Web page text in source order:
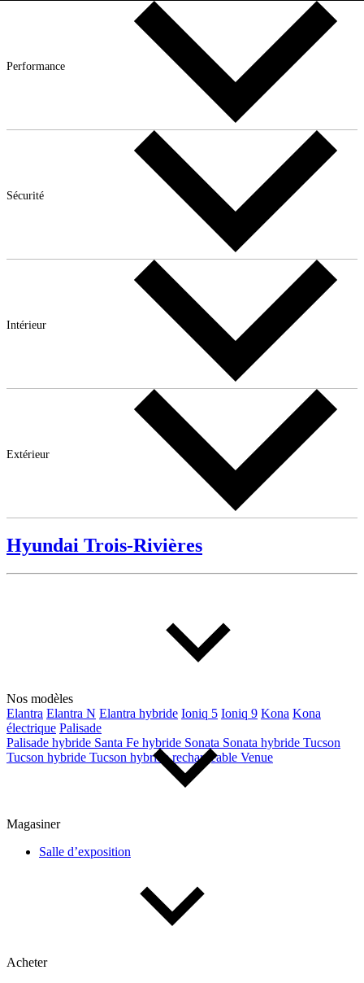
Performance
Sécurité
Intérieur
Extérieur
Hyundai Trois-Rivières
Nos modèles
Elantra Elantra N Elantra hybride Ioniq 5 Ioniq 9 Kona Kona
électrique Palisade
Palisade hybride Santa Fe hybride Sonata Sonata hybride Tucson
Tucson hybride Tucson hybride rechargeable Venue
Magasiner
Salle d’exposition
Acheter